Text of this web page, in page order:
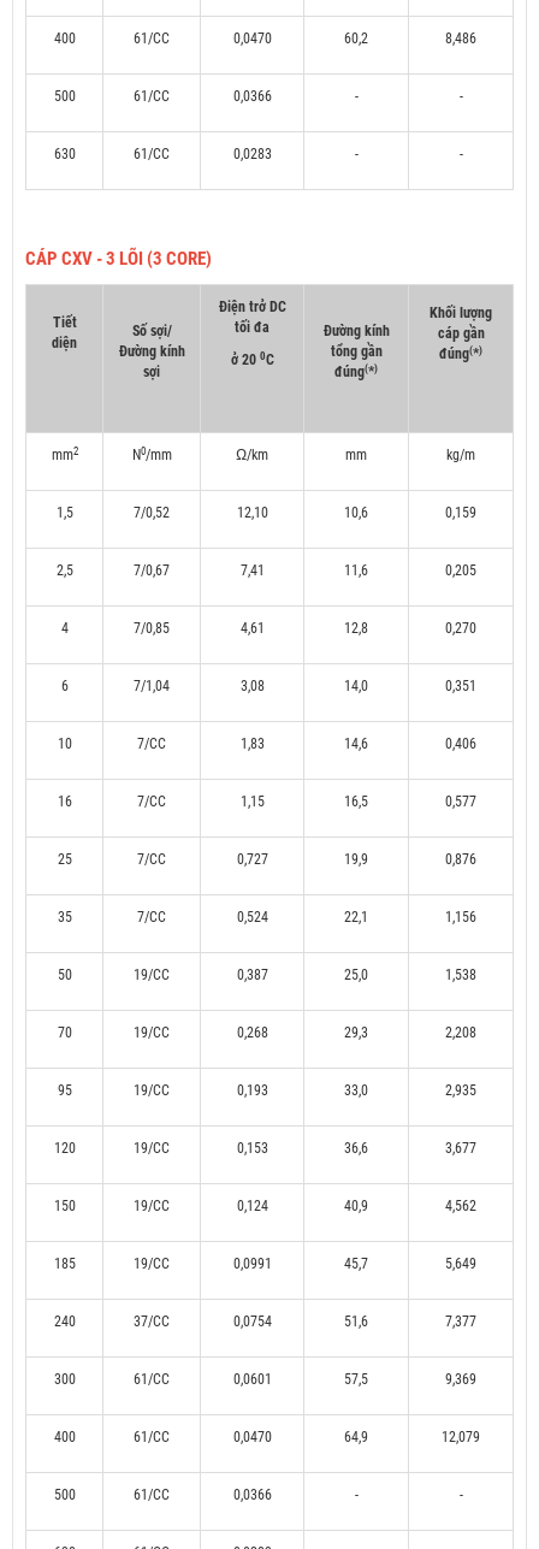
400 61/CC 0,0470 60,2 8,486
500 61/CC 0,0366 - -
630 61/CC 0,0283 - -
CÁP CXV - 3 LÕI (3 CORE)
Tiết
diện
Số sợi/
Đường kính
sợi
Điện trở DC
tối đa
ở 20 0C
Đường kính
tổng gần
đúng(*)
Khối lượng
cáp gần
đúng(*)
mm2 N0/mm Ω/km mm kg/m
1,5 7/0,52 12,10 10,6 0,159
2,5 7/0,67 7,41 11,6 0,205
4 7/0,85 4,61 12,8 0,270
6 7/1,04 3,08 14,0 0,351
10 7/CC 1,83 14,6 0,406
16 7/CC 1,15 16,5 0,577
25 7/CC 0,727 19,9 0,876
35 7/CC 0,524 22,1 1,156
50 19/CC 0,387 25,0 1,538
70 19/CC 0,268 29,3 2,208
95 19/CC 0,193 33,0 2,935
120 19/CC 0,153 36,6 3,677
150 19/CC 0,124 40,9 4,562
185 19/CC 0,0991 45,7 5,649
240 37/CC 0,0754 51,6 7,377
300 61/CC 0,0601 57,5 9,369
400 61/CC 0,0470 64,9 12,079
500 61/CC 0,0366 - -